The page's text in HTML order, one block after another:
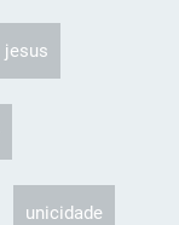
jesus
unicidade